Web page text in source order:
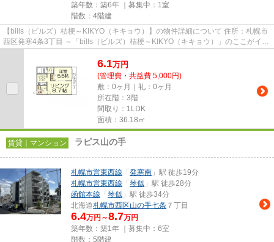
築年数：築6年 ｜募集中： 1室
階数：4階建
【bills（ビルズ）桔梗～KIKYO（キキョウ）】の物件詳細について 住所：札幌市
西区発寒4条3丁目 ～「bills（ビルズ）桔梗～KIKYO（キキョウ）」のここがイチ
6.1万円
(管理費・共益費 5,000円)
敷：0ヶ月｜礼：0ヶ月
所在階：3階
間取り：1LDK
面積：36.18㎡
賃貸｜マンション ラピス山の手
札幌市営東西線 「 発寒南 」駅 徒歩19分
札幌市営東西線 「 琴似 」駅 徒歩28分
函館本線 「 琴似 」駅 徒歩34分
北海道札幌市西区山の手七条 ７丁目
6.4万円～8.7万円
築年数：築1年 ｜募集中： 6室
階数：5階建